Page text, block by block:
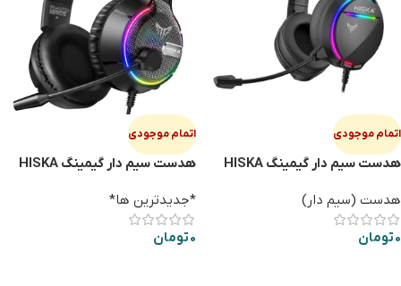
اتمام موجودی
هدست سیم دار گیمینگ HISKA
هدست (سیم دار)
0تومان
اتمام موجودی
هدست سیم دار گیمینگ HISKA
*جدیدترین ها*
0تومان